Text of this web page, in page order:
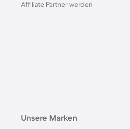
Affiliate Partner werden
Unsere Marken